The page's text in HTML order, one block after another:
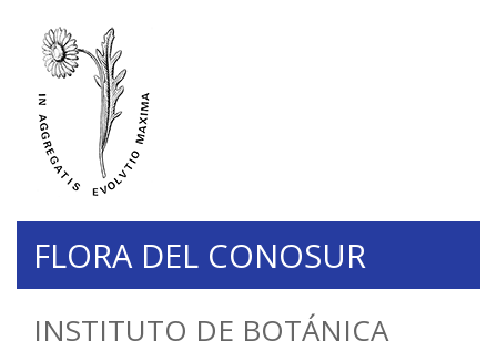
INSTITUTO DE BOTÁNICA
FLORA DEL CONOSUR